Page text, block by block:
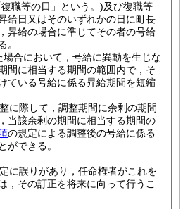
職等の日」という。)及び復職等
給日又はそのいずれかの日に町長
昇給の場合に準じてその者の号給
。
合において，号給に異動を生じな
間に相当する期間の範囲内で，そ
ている号給に係る昇給期間を短縮
に際して，調整期間に余剰の期間
当該余剰の期間に相当する期間の
の規定による調整後の号給に係る
ができる。
に誤りがあり，任命権者がこれを
，その訂正を将来に向って行うこ